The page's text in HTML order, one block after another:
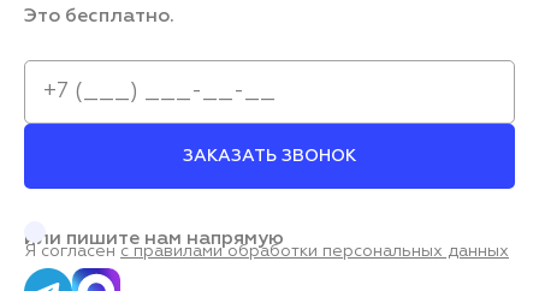
Это бесплатно.
ЗАКАЗАТЬ ЗВОНОК
Я согласен с правилами обработки персональных данных
или пишите нам напрямую